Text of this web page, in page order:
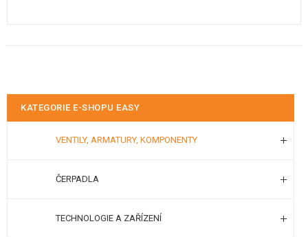
KATEGORIE E-SHOPU EASY
VENTILY, ARMATURY, KOMPONENTY
ČERPADLA
TECHNOLOGIE A ZAŘÍZENÍ